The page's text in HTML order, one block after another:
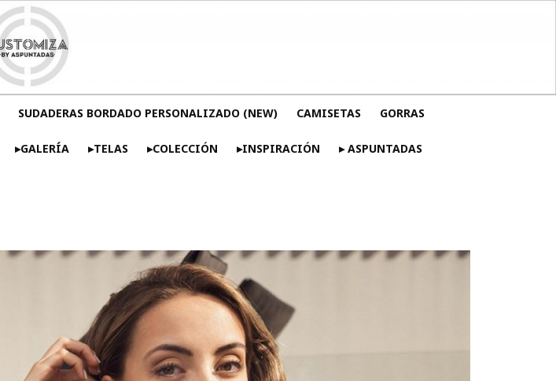
SUDADERAS BORDADO PERSONALIZADO (NEW) CAMISETAS GORRAS
▸GALERÍA ▸TELAS ▸COLECCIÓN ▸INSPIRACIÓN ▸ ASPUNTADAS